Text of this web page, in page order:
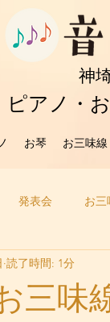
神
ピアノ・
お琴 お三味線
発表会 お三
三味
読了時間: 1分